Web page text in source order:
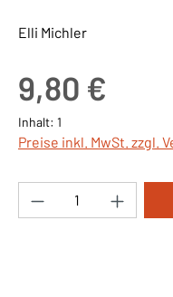
Elli Michler
9,80 €
Inhalt: 1
Preise inkl. MwSt. zzgl.
Produkt Anzahl: